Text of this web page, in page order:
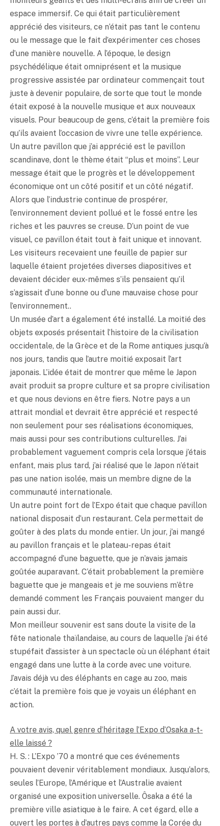
espace immersif. Ce qui était particulièrement
apprécié des visiteurs, ce n’était pas tant le contenu
ou le message que le fait d’expérimenter ces choses
d’une manière nouvelle. A l’époque, le design
psychédélique était omniprésent et la musique
progressive assistée par ordinateur commençait tout
juste à devenir populaire, de sorte que tout le monde
était exposé à la nouvelle musique et aux nouveaux
visuels. Pour beaucoup de gens, c’était la première fois
qu’ils avaient l’occasion de vivre une telle expérience.
Un autre pavillon que j’ai apprécié est le pavillon
scandinave, dont le thème était “plus et moins”. Leur
message était que le progrès et le développement
économique ont un côté positif et un côté négatif.
Alors que l’industrie continue de prospérer,
l’environnement devient pollué et le fossé entre les
riches et les pauvres se creuse. D’un point de vue
visuel, ce pavillon était tout à fait unique et innovant.
Les visiteurs recevaient une feuille de papier sur
laquelle étaient projetées diverses diapositives et
devaient décider eux-mêmes s’ils pensaient qu’il
s’agissait d’une bonne ou d’une mauvaise chose pour
l’environnement..
Un musée d’art a également été installé. La moitié des
objets exposés présentait l’histoire de la civilisation
occidentale, de la Grèce et de la Rome antiques jusqu’à
nos jours, tandis que l’autre moitié exposait l’art
japonais. L’idée était de montrer que même le Japon
avait produit sa propre culture et sa propre civilisation
et que nous devions en être fiers. Notre pays a un
attrait mondial et devrait être apprécié et respecté
non seulement pour ses réalisations économiques,
mais aussi pour ses contributions culturelles. J’ai
probablement vaguement compris cela lorsque j’étais
enfant, mais plus tard, j’ai réalisé que le Japon n’était
pas une nation isolée, mais un membre digne de la
communauté internationale.
Un autre point fort de l’Expo était que chaque pavillon
national disposait d’un restaurant. Cela permettait de
goûter à des plats du monde entier. Un jour, j’ai mangé
au pavillon français et le plateau-repas était
accompagné d’une baguette, que je n’avais jamais
goûtée auparavant. C’était probablement la première
baguette que je mangeais et je me souviens m’être
demandé comment les Français pouvaient manger du
pain aussi dur.
Mon meilleur souvenir est sans doute la visite de la
fête nationale thaïlandaise, au cours de laquelle j’ai été
stupéfait d’assister à un spectacle où un éléphant était
engagé dans une lutte à la corde avec une voiture.
J’avais déjà vu des éléphants en cage au zoo, mais
c’était la première fois que je voyais un éléphant en
action.
A votre avis, quel genre d’héritage l’Expo d’Osaka a-t-
elle laissé ?
H. S. : L’Expo ’70 a montré que ces événements
pouvaient devenir véritablement mondiaux. Jusqu’alors,
seules l’Europe, l’Amérique et l’Australie avaient
organisé une exposition universelle. Ôsaka a été la
première ville asiatique à le faire. A cet égard, elle a
ouvert les portes à d’autres pays comme la Corée du